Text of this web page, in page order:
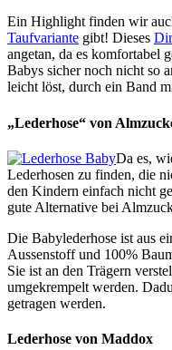
Ein Highlight finden wir
Taufvariante gibt! Dieses
angetan, da es komfortabel
Babys sicher noch nicht so
leicht löst, durch ein Band
„Lederhose“ von
Da es,
Lederhosen zu finden, die
den Kindern einfach nicht
gute Alternative bei
Die Babylederhose ist aus
Aussenstoff und 100%
Sie ist an den Trägern
umgekrempelt werden.
getragen werden.
Lederhose von Maddox